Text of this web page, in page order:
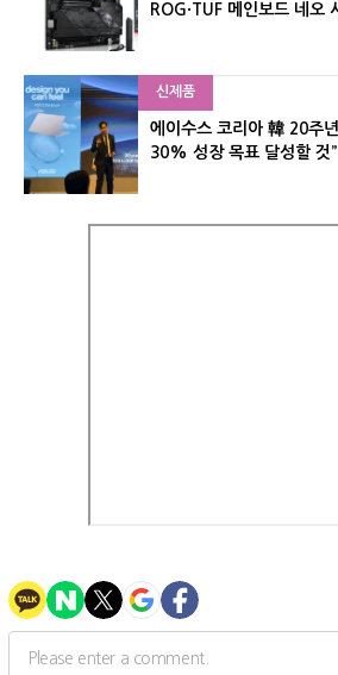
ROG·TUF 메인보드 네오
신제품
에이수스 코리아 韓 20주
30% 성장 목표 달성할 것”